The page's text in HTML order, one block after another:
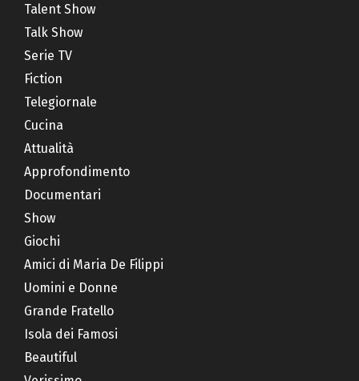
Talent Show
Talk Show
Serie TV
Fiction
Telegiornale
Cucina
Attualità
Approfondimento
Documentari
Show
Giochi
Amici di Maria De Filippi
Uomini e Donne
Grande Fratello
Isola dei Famosi
Beautiful